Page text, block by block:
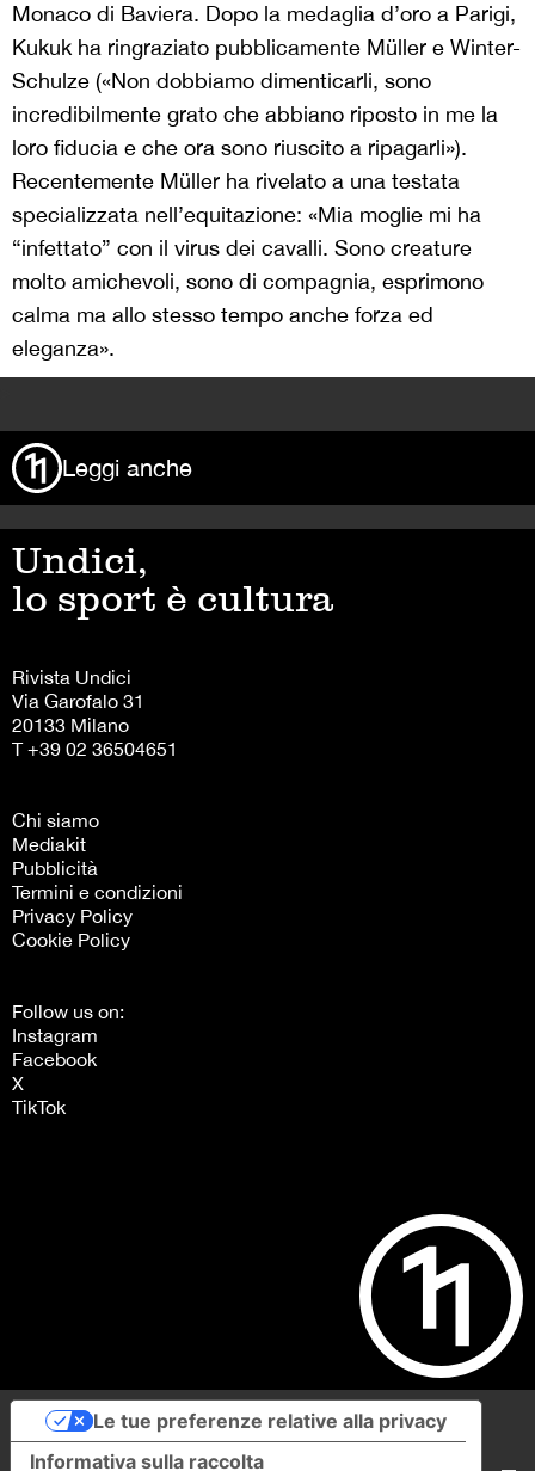
Monaco di Baviera. Dopo la medaglia d’oro a Parigi,
Kukuk ha ringraziato pubblicamente Müller e Winter-
Schulze («Non dobbiamo dimenticarli, sono
incredibilmente grato che abbiano riposto in me la
loro fiducia e che ora sono riuscito a ripagarli»).
Recentemente Müller ha rivelato a una testata
specializzata nell’equitazione: «Mia moglie mi ha
“infettato” con il virus dei cavalli. Sono creature
molto amichevoli, sono di compagnia, esprimono
calma ma allo stesso tempo anche forza ed
eleganza».
Leggi anche
Undici,
lo sport è cultura
Rivista Undici
Via Garofalo 31
20133 Milano
T +39 02 36504651
Chi siamo
Mediakit
Pubblicità
Termini e condizioni
Privacy Policy
Cookie Policy
Follow us on:
Instagram
Facebook
X
TikTok
Informativa sulla raccolta
Le tue preferenze relative alla privacy